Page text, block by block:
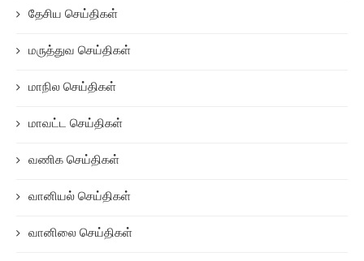
தேசிய செய்திகள்
மருத்துவ செய்திகள்
மாநில செய்திகள்
மாவட்ட செய்திகள்
வணிக செய்திகள்
வானியல் செய்திகள்
வானிலை செய்திகள்